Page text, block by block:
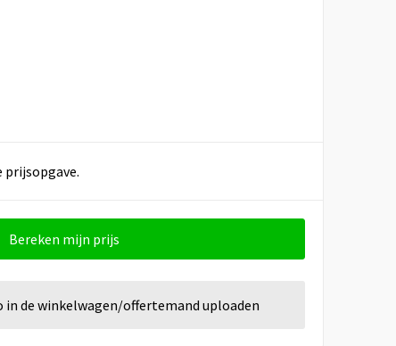
prijsopgave.
Bereken mijn prijs
in de winkelwagen/offertemand uploaden